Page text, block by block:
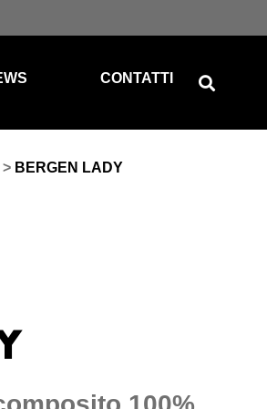
CONTATTI
> BERGEN LADY